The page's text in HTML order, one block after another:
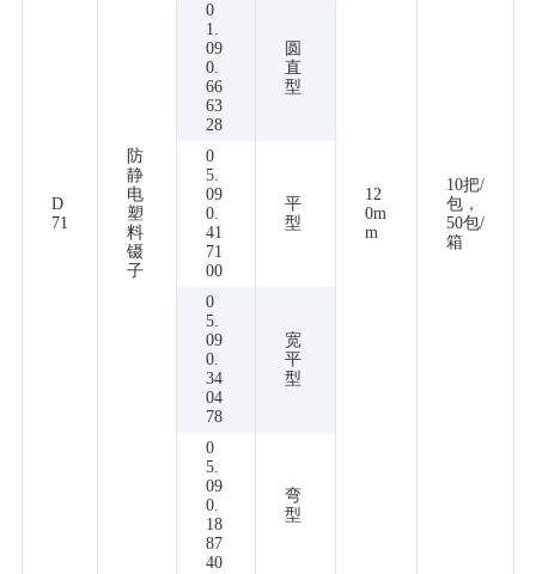
D
71
防
静
电
塑
料
镊
子
12
0m
m
10把/
包，
50包/
箱
0
1.
09
0.
66
63
28
圆
直
型
0
5.
09
0.
41
71
00
平
型
0
5.
09
0.
34
04
78
宽
平
型
0
5.
09
0.
18
87
40
弯
型